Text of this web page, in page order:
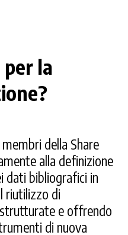
la
della Share
alla definizione
dati bibliografici in
riutilizzo di
e offrendo
di nuova